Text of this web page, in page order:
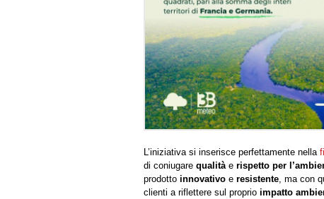
L’iniziativa si inserisce perfettamente nella
di coniugare qualitàe rispetto per
prodotto innovativo e resistente, ma con
clienti a riflettere sul proprio impatto